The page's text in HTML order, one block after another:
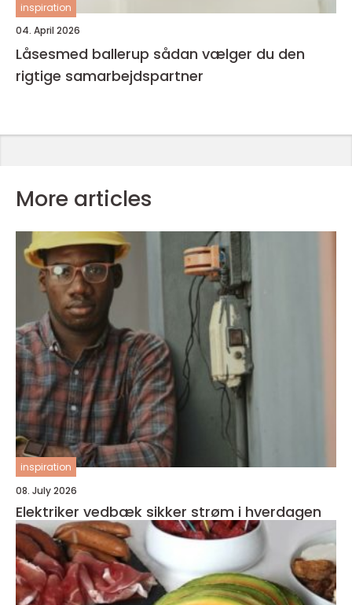
inspiration
04. April 2026
Låsesmed ballerup sådan vælger du den
rigtige samarbejdspartner
More articles
inspiration
08. July 2026
Elektriker vedbæk sikker strøm i hverdagen